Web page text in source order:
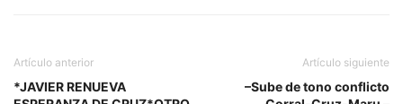
Artículo anterior
*JAVIER RENUEVA
Artículo siguiente
–Sube de tono conflicto